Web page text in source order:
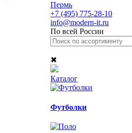
Пермь
+7 (495) 775-28-10
info@modern-it.ru
По всей России
✖
Каталог
Футболки